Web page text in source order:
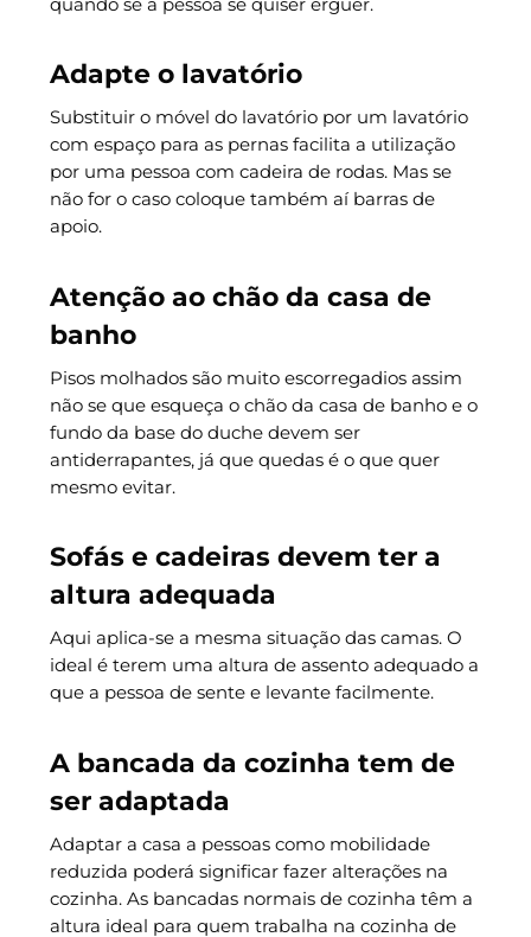
Adapte o lavatório
Substituir o móvel do lavatório por um lavatório
com espaço para as pernas facilita a utilização
por uma pessoa com cadeira de rodas. Mas se
não for o caso coloque também aí barras de
apoio.
Atenção ao chão da casa de
banho
Pisos molhados são muito escorregadios assim
não se que esqueça o chão da casa de banho e o
fundo da base do duche devem ser
antiderrapantes, já que quedas é o que quer
mesmo evitar.
Sofás e cadeiras devem ter a
altura adequada
Aqui aplica-se a mesma situação das camas. O
ideal é terem uma altura de assento adequado a
que a pessoa de sente e levante facilmente.
A bancada da cozinha tem de
ser adaptada
Adaptar a casa a pessoas como mobilidade
reduzida poderá significar fazer alterações na
cozinha. As bancadas normais de cozinha têm a
altura ideal para quem trabalha na cozinha de